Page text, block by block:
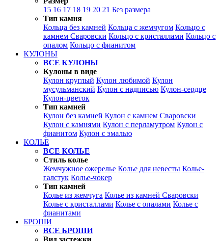
15 16 17 18 19 20 21 Без размера
Тип камня
Кольца без камней Кольца с жемчугом Кольцо с
камнем Сваровски Кольцо с кристаллами Кольцо с
опалом Кольцо с фианитом
КУЛОНЫ
ВСЕ КУЛОНЫ
Кулоны в виде
Кулон круглый Кулон любимой Кулон
мусульманский Кулон с надписью Кулон-сердце
Кулон-цветок
Тип камней
Кулон без камней Кулон с камнем Сваровски
Кулон с камнями Кулон с перламутром Кулон с
фианитом Кулон с эмалью
КОЛЬЕ
ВСЕ КОЛЬЕ
Стиль колье
Жемчужное ожерелье Колье для невесты Колье-
галстук Колье-чокер
Тип камней
Колье из жемчуга Колье из камней Сваровски
Колье с кристаллами Колье с опалами Колье с
фианитами
БРОШИ
ВСЕ БРОШИ
Вид застежки